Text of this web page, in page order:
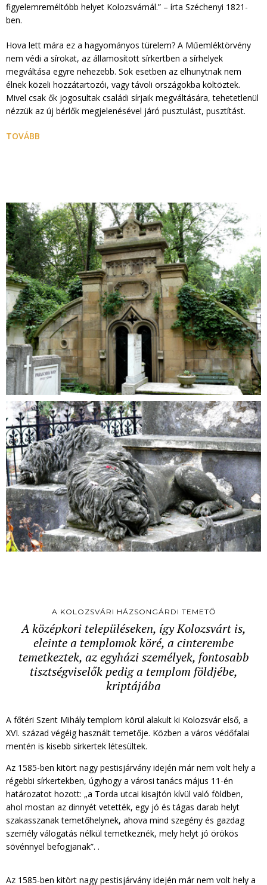
figyelemreméltóbb helyet Kolozsvárnál.” – írta Széchenyi 1821-
ben.
Hova lett mára ez a hagyományos türelem? A Műemléktörvény
nem védi a sírokat, az államosított sírkertben a sírhelyek
megváltása egyre nehezebb. Sok esetben az elhunytnak nem
élnek közeli hozzátartozói, vagy távoli országokba költöztek.
Mivel csak ők jogosultak családi sírjaik megváltására, tehetetlenül
nézzük az új bérlők megjelenésével járó pusztulást, pusztítást.
TOVÁBB
A KOLOZSVÁRI HÁZSONGÁRDI TEMETŐ
A középkori településeken, így Kolozsvárt is,
eleinte a templomok köré, a cinterembe
temetkeztek, az egyházi személyek, fontosabb
tisztségviselők pedig a templom földjébe,
kriptájába
A főtéri Szent Mihály templom körül alakult ki Kolozsvár első, a
XVI. század végéig használt temetője. Közben a város védőfalai
mentén is kisebb sírkertek létesültek.
Az 1585-ben kitört nagy pestisjárvány idején már nem volt hely a
régebbi sírkertekben, úgyhogy a városi tanács május 11-én
határozatot hozott: „a Torda utcai kisajtón kívül való földben,
ahol mostan az dinnyét vetették, egy jó és tágas darab helyt
szakasszanak temetőhelynek, ahova mind szegény és gazdag
személy válogatás nélkül temetkeznék, mely helyt jó örökös
sövénnyel befogjanak”. .
Az 1585-ben kitört nagy pestisjárvány idején már nem volt hely a